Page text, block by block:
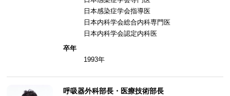
日本感染症学会指導医
日本内科学会総合内科専門医
日本内科学会認定内科医
卒年
1993年
呼吸器外科部長・医療技術部長